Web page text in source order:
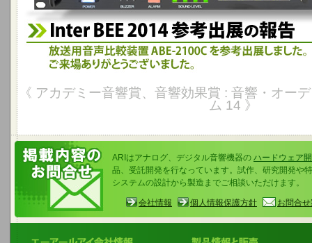
《 アカデミー音響賞、音響効果賞 : 音響・オー
ム 14 》
ARIはアナログ、デジタル音響機器の ハードウェア
品、受託開発を行なっています。試作、研究開発や
システムの設計から製造までご相談いただけます。
会社情報 個人情報保護方針 お問合